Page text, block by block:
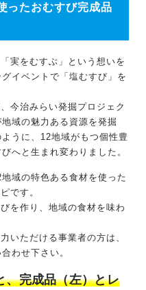
ったおむすび完成品
実をむすぶ」という想いを
イベントで「塩むすび」を
今治みらい発掘プロジェク
域の魅力ある資源を発掘
うに、12地域がもつ個性豊
へと生まれ変わりました。
域の特色ある食材を使った
です。
を作り、地域の食材を味わ
いただける事業者の方は、
わせ下さい。
完成品（左）とレ